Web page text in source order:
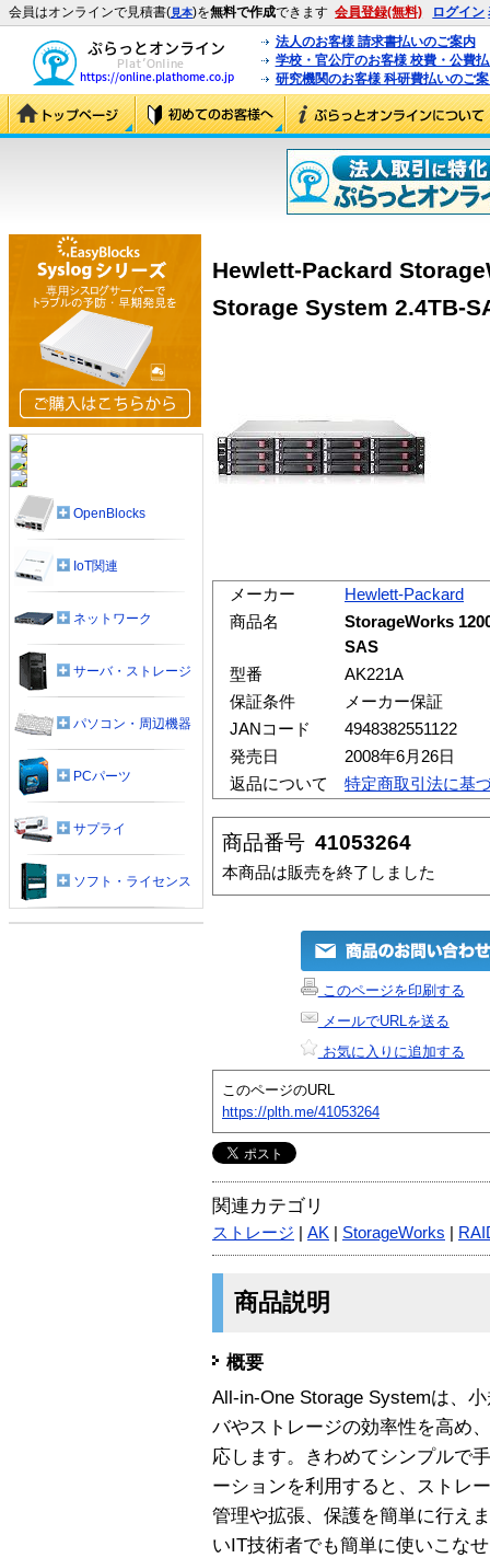
会員はオンラインで見積書(見本)を無料で作成できます 会員登録(無料) ログイン
法人のお客様 請求書払いのご案内
学校・官公庁のお客様 校費・公費
研究機関のお客様 科研費払いのご
Hewlett-Packard
Storage System 2.4TB-
メーカー
Hewlett-Packard
商品名
StorageWorks
SAS
型番
AK221A
保証条件
メーカー保証
JANコード
4948382551122
発売日
2008年6月26日
返品について
特定商取引法に基
商品番号 41053264
本商品は販売を終了しました
このページを印刷する
メールでURLを送る
お気に入りに追加する
このページのURL
https://plth.me/41053264
関連カテゴリ
ストレージ AK StorageWorks
商品説明
概要
All-in-One Storage Systemは、
バやストレージの効率性を高め
応します。きわめてシンプルで
ーションを利用すると、ストレ
管理や拡張、保護を簡単に行え
いIT技術者でも簡単に使いこな
OpenBlocks
IoT関連
ネットワーク
サーバ・ストレージ
パソコン・周辺機器
PCパーツ
サプライ
ソフト・ライセンス